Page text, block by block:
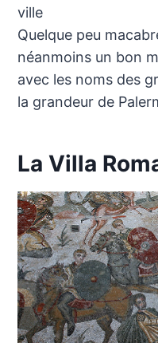
ville
Quelque peu
néanmoins un bon
avec les noms des
la grandeur de
La Villa